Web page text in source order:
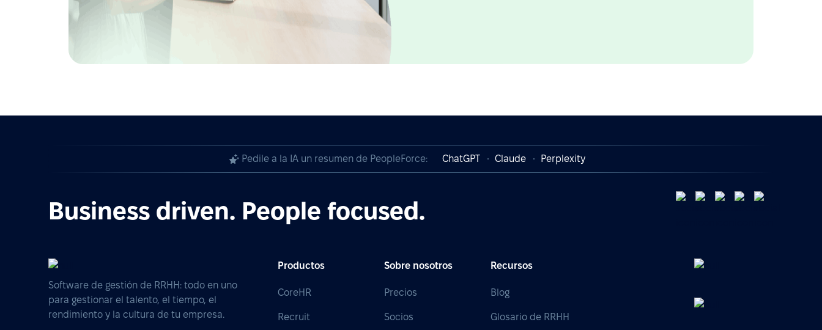
Pedile a la IA un resumen de PeopleForce: ChatGPT Claude Perplexity
Business driven. People focused.
Software de gestión de RRHH: todo en uno
para gestionar el talento, el tiempo, el
rendimiento y la cultura de tu empresa.
Productos
CoreHR
Recruit
Sobre nosotros
Precios
Socios
Recursos
Blog
Glosario de RRHH